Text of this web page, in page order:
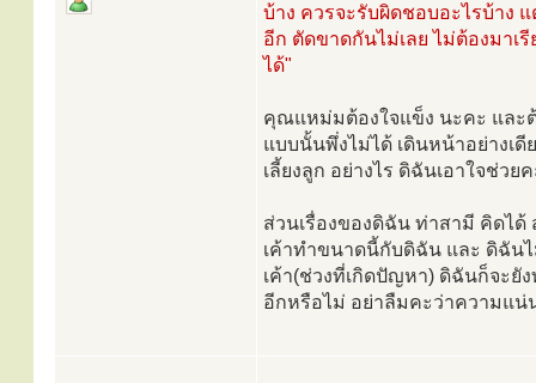
บ้าง ควรจะรับผิดชอบอะไรบ้าง
อีก ตัดขาดกันไม่เลย ไม่ต้องมา
ได้"
คุณแหม่มต้องใจแข็ง นะคะ และ
แบบนั้นพึ่งไม่ได้ เดินหน้าอย่างเ
เลี้ยงลูก อย่างไร ดิฉันเอาใจช่วย
ส่วนเรื่องของดิฉัน ท่าสามี คิดได้
เค้าทำขนาดนี้กับดิฉัน และ ดิฉัน
เค้า(ช่วงที่เกิดปัญหา) ดิฉันก็จะยั
อีกหรือไม่ อย่าลืมคะว่าความแ